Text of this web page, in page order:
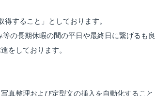
すること」としております。
の長期休暇の間の平日や最終日に繋げるも良
をしております。
真整理および定型文の挿入を自動化すること